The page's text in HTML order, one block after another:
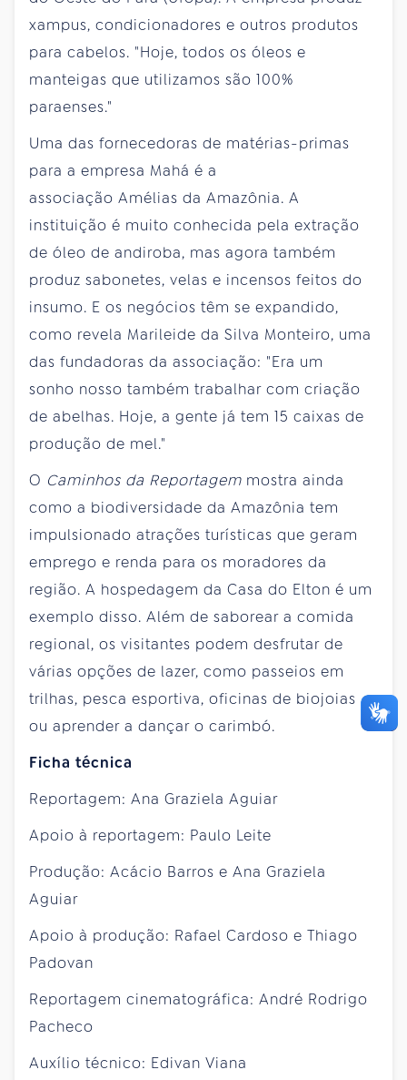
xampus, condicionadores e outros produtos
para cabelos. "Hoje, todos os óleos e
manteigas que utilizamos são 100%
paraenses."
Uma das fornecedoras de matérias-primas
para a empresa Mahá é a
associação Amélias da Amazônia. A
instituição é muito conhecida pela extração
de óleo de andiroba, mas agora também
produz sabonetes, velas e incensos feitos do
insumo. E os negócios têm se expandido,
como revela Marileide da Silva Monteiro, uma
das fundadoras da associação: "Era um
sonho nosso também trabalhar com criação
de abelhas. Hoje, a gente já tem 15 caixas de
produção de mel."
O Caminhos da Reportagem mostra ainda
como a biodiversidade da Amazônia tem
impulsionado atrações turísticas que geram
emprego e renda para os moradores da
região. A hospedagem da Casa do Elton é um
exemplo disso. Além de saborear a comida
regional, os visitantes podem desfrutar de
várias opções de lazer, como passeios em
trilhas, pesca esportiva, oficinas de biojoias
ou aprender a dançar o carimbó.
Ficha técnica
Reportagem: Ana Graziela Aguiar
Apoio à reportagem: Paulo Leite
Produção: Acácio Barros e Ana Graziela
Aguiar
Apoio à produção: Rafael Cardoso e Thiago
Padovan
Reportagem cinematográfica: André Rodrigo
Pacheco
Auxílio técnico: Edivan Viana